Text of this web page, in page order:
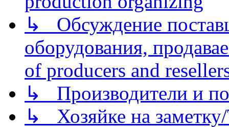
↳ Обсуждение
оборудования,
of producers and
↳ Производители и
↳ Хозяйке на